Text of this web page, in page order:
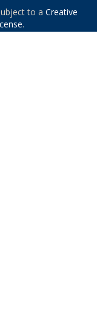
to a Creative
.